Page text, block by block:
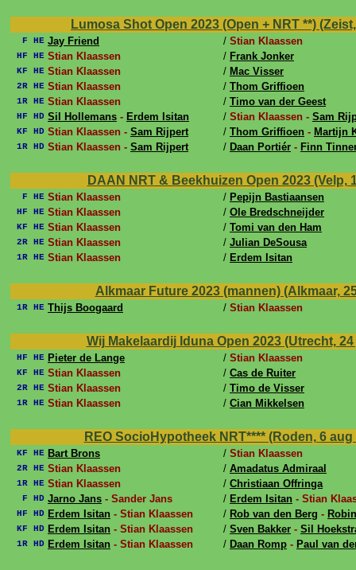
Lumosa Shot Open 2023 (Open + NRT **)
F HE Jay Friend / Stian Klaassen
HF HE Stian Klaassen / Frank Jonker
KF HE Stian Klaassen / Mac Visser
2R HE Stian Klaassen / Thom Griffioen
1R HE Stian Klaassen / Timo van der Geest
HF HD Sil Hollemans - Erdem Isitan / Stian Klaassen - Sam
KF HD Stian Klaassen - Sam Rijpert / Thom Griffioen - Martijn
1R HD Stian Klaassen - Sam Rijpert / Daan Portiér - Finn
DAAN NRT & Beekhuizen Open 2023 (Velp,
F HE Stian Klaassen / Pepijn Bastiaansen
HF HE Stian Klaassen / Ole Bredschneijder
KF HE Stian Klaassen / Tomi van den Ham
2R HE Stian Klaassen / Julian DeSousa
1R HE Stian Klaassen / Erdem Isitan
Alkmaar Future 2023 (mannen) (Alkmaar,
1R HE Thijs Boogaard / Stian Klaassen
Wij Makelaardij Iduna Open 2023 (Utrecht,
HF HE Pieter de Lange / Stian Klaassen
KF HE Stian Klaassen / Cas de Ruiter
2R HE Stian Klaassen / Timo de Visser
1R HE Stian Klaassen / Cian Mikkelsen
REO SocioHypotheek NRT**** (Roden, 6
KF HE Bart Brons / Stian Klaassen
2R HE Stian Klaassen / Amadatus Admiraal
1R HE Stian Klaassen / Christiaan Offringa
F HD Jarno Jans - Sander Jans / Erdem Isitan - Stian
HF HD Erdem Isitan - Stian Klaassen / Rob van den Berg -
KF HD Erdem Isitan - Stian Klaassen / Sven Bakker - Sil
1R HD Erdem Isitan - Stian Klaassen / Daan Romp - Paul van